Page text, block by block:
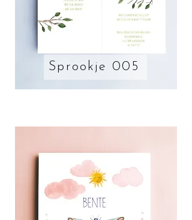
Sprookje 005